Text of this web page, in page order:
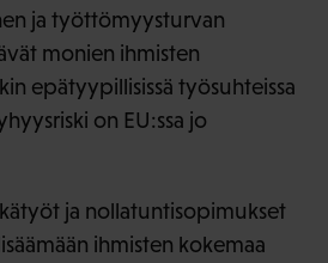
ja työttömyysturvan
monien ihmisten
epätyypillisissä työsuhteissa
on EU:ssa jo
ja nollatuntisopimukset
ihmisten kokemaa